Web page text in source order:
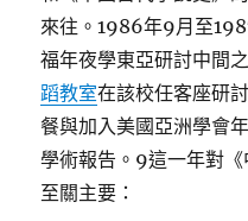
來往。1986年9月至
福年夜學東亞研討中間
蹈教室在該校任客座研
餐與加入美國亞洲學會
學術報告。9這一年對
至關主要：